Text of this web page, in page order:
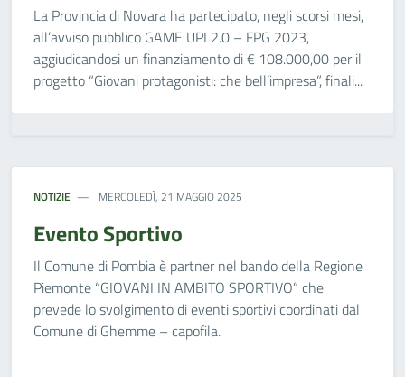
La Provincia di Novara ha partecipato, negli scorsi mesi,
all’avviso pubblico GAME UPI 2.0 – FPG 2023,
aggiudicandosi un finanziamento di € 108.000,00 per il
progetto “Giovani protagonisti: che bell’impresa”, finali...
NOTIZIE MERCOLEDÌ, 21 MAGGIO 2025
Evento Sportivo
Il Comune di Pombia è partner nel bando della Regione
Piemonte “GIOVANI IN AMBITO SPORTIVO” che
prevede lo svolgimento di eventi sportivi coordinati dal
Comune di Ghemme – capofila.